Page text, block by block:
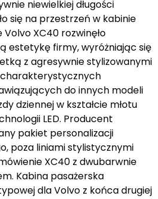
niewielkiej długości
się na przestrzeń w kabinie
Volvo XC40 rozwinęło
estetykę firmy, wyróżniając się
z agresywnie stylizowanymi
do innych modeli
dziennej w kształcie młotu
LED. Producent
pakiet personalizacji
poza liniami stylistycznymi
XC40 z dwubarwnie
Kabina pasażerska
dla Volvo z końca drugiej